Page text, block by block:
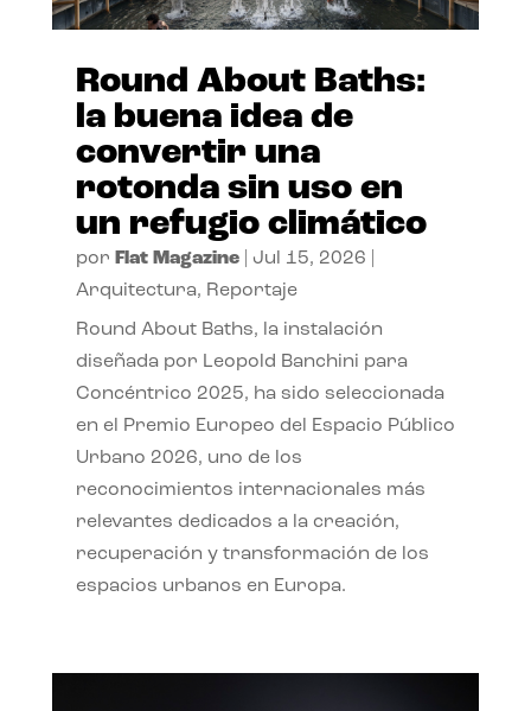
Round About Baths:
la buena idea de
convertir una
rotonda sin uso en
un refugio climático
por Flat Magazine| Jul 15, 2026
Arquitectura, Reportaje
Round About Baths, la instalación
diseñada por Leopold Banchini para
Concéntrico 2025, ha sido seleccionada
en el Premio Europeo del Espacio Público
Urbano 2026, uno de los
reconocimientos internacionales más
relevantes dedicados a la creación,
recuperación y transformación de los
espacios urbanos en Europa.